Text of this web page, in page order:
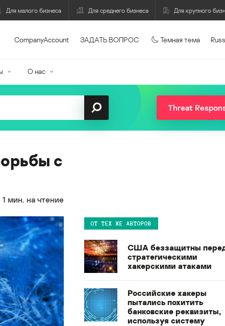
Для малого бизнеса Для среднего бизнеса Для крупного
CompanyAccount ЗАДАТЬ ВОПРОС Темная тема
О нас
Threat
с
1 мин. на чтение
ОТ ТЕХ ЖЕ АВТОРОВ
США беззащитны
стратегическими
хакерскими атаками
Российские хакеры
пытались похитить
банковские реквизиты,
используя систему